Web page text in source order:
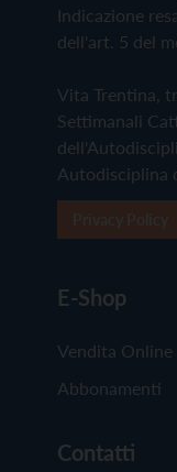
Indicazione
dell'art. 5 del
Vita Trentina,
Settimanali
Autodisciplina
E-Shop
Vendita Online
Abbonamenti
Contatti